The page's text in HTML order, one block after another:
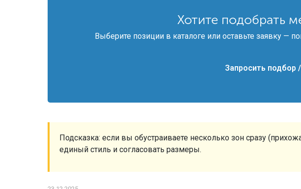
Хотите подобрать
Выберите позиции в каталоге или оставьте заявку —
Запросить подбор
Подсказка: если вы обустраиваете несколько зон сразу
единый стиль и согласовать размеры.